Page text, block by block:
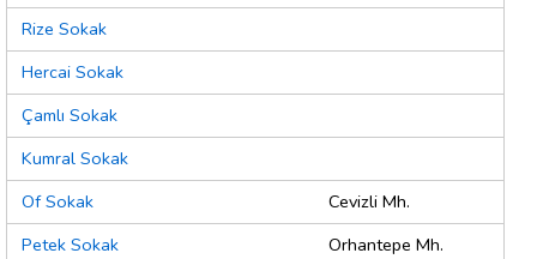
Rize Sokak
Hercai Sokak
Çamlı Sokak
Kumral Sokak
Of Sokak
Cevizli Mh.
Petek Sokak
Orhantepe Mh.